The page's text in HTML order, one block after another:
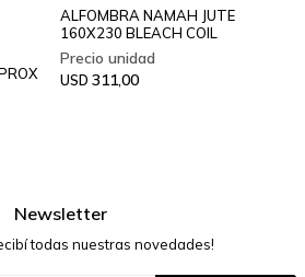
ALFOMBRA NAMAH JUTE
160X230 BLEACH COIL
USD 311,00
Newsletter
todas nuestras novedades!